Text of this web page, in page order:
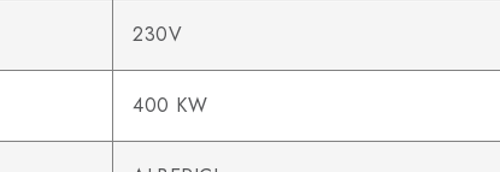
230V
400 KW